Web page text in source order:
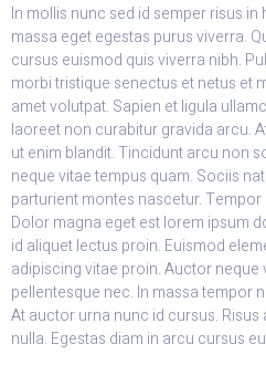
In mollis nunc sed id semper risus
massa eget egestas purus viverra.
cursus euismod quis viverra nibh.
morbi tristique senectus et netus et
amet volutpat. Sapien et ligula
laoreet non curabitur gravida arcu.
ut enim blandit. Tincidunt arcu non
neque vitae tempus quam. Sociis
parturient montes nascetur.
Dolor magna eget est lorem ipsum
id aliquet lectus proin. Euismod
adipiscing vitae proin. Auctor neque
pellentesque nec. In massa tempor
At auctor urna nunc id cursus.
nulla. Egestas diam in arcu cursus